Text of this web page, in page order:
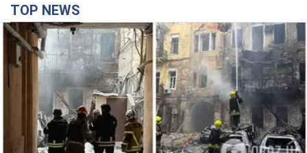
атаку на Одессу: горела историческая часть
города, есть пострадавшие. Фото и видео
Для террора враг применил ракеты и дроны
час назад 47,2 т.
Депутаты взяли деньги из бюджета на аренду
элитных квартир в Киеве: кто из
парламентариев просил средства и где